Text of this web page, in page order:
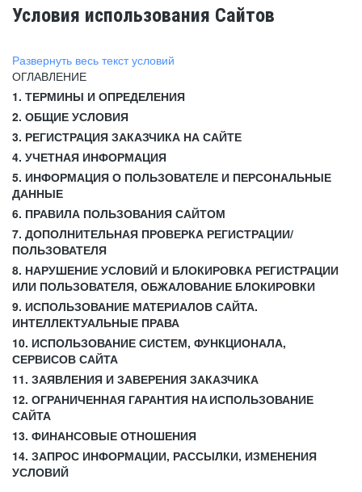
Условия использования Сайтов
Развернуть весь текст условий
ОГЛАВЛЕНИЕ
1. ТЕРМИНЫ И ОПРЕДЕЛЕНИЯ
2. ОБЩИЕ УСЛОВИЯ
3. РЕГИСТРАЦИЯ ЗАКАЗЧИКА НА САЙТЕ
4. УЧЕТНАЯ ИНФОРМАЦИЯ
5. ИНФОРМАЦИЯ О ПОЛЬЗОВАТЕЛЕ И ПЕРСОНАЛЬНЫЕ
ДАННЫЕ
6. ПРАВИЛА ПОЛЬЗОВАНИЯ САЙТОМ
7. ДОПОЛНИТЕЛЬНАЯ ПРОВЕРКА РЕГИСТРАЦИИ/
ПОЛЬЗОВАТЕЛЯ
8. НАРУШЕНИЕ УСЛОВИЙ И БЛОКИРОВКА РЕГИСТРАЦИИ
ИЛИ ПОЛЬЗОВАТЕЛЯ, ОБЖАЛОВАНИЕ БЛОКИРОВКИ
9. ИСПОЛЬЗОВАНИЕ МАТЕРИАЛОВ САЙТА.
ИНТЕЛЛЕКТУАЛЬНЫЕ ПРАВА
10. ИСПОЛЬЗОВАНИЕ СИСТЕМ, ФУНКЦИОНАЛА,
СЕРВИСОВ САЙТА
11. ЗАЯВЛЕНИЯ И ЗАВЕРЕНИЯ ЗАКАЗЧИКА
12. ОГРАНИЧЕННАЯ ГАРАНТИЯ НА ИСПОЛЬЗОВАНИЕ
САЙТА
13. ФИНАНСОВЫЕ ОТНОШЕНИЯ
14. ЗАПРОС ИНФОРМАЦИИ, РАССЫЛКИ, ИЗМЕНЕНИЯ
УСЛОВИЙ